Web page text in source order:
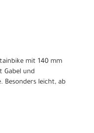
mit 140 mm
Gabel und
Besonders leicht, ab